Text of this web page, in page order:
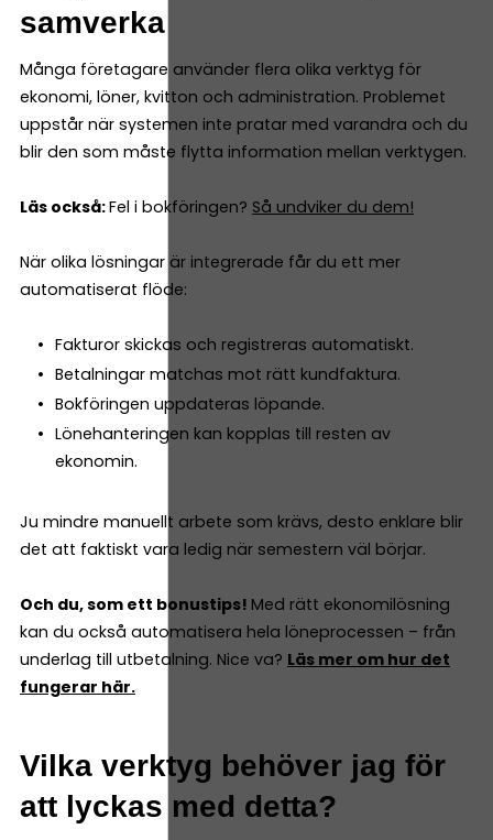
samverka
Många företagare använder flera olika verktyg för
ekonomi, löner, kvitton och administration. Problemet
uppstår när systemen inte pratar med varandra och du
blir den som måste flytta information mellan verktygen.
Läs också:Fel i bokföringen? Så undviker du dem!
När olika lösningar är integrerade får du ett mer
automatiserat flöde:
Fakturor skickas och registreras automatiskt.
Betalningar matchas mot rätt kundfaktura.
Bokföringen uppdateras löpande.
Lönehanteringen kan kopplas till resten av
ekonomin.
Ju mindre manuellt arbete som krävs, desto enklare blir
det att faktiskt vara ledig när semestern väl börjar.
Och du, som ett bonustips! Med rätt ekonomilösning
kan du också automatisera hela löneprocessen – från
underlag till utbetalning. Nice va? Läs mer om hur det
fungerar här.
Vilka verktyg behöver jag för
att lyckas med detta?